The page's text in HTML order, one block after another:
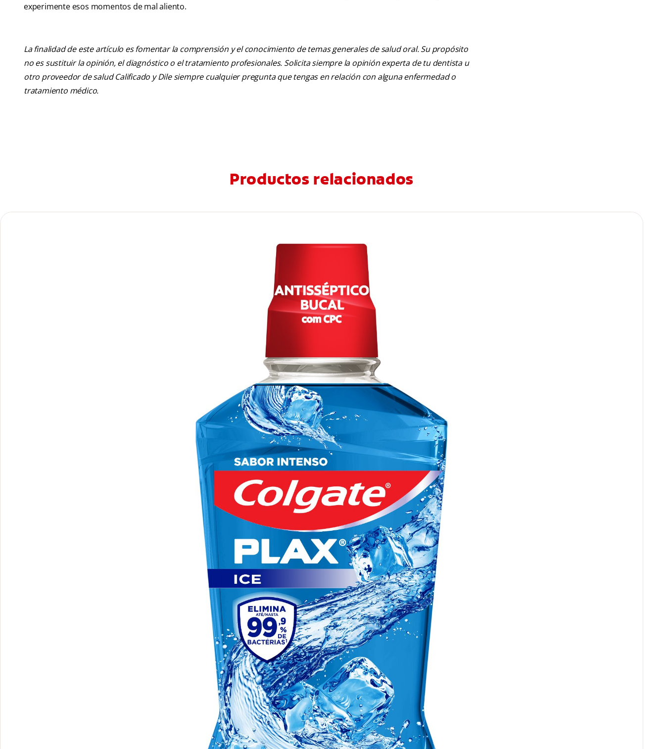
experimente esos momentos de mal aliento.
La finalidad de este artículo es fomentar la comprensión y el conocimiento de temas generales de salud oral. Su propósito
no es sustituir la opinión, el diagnóstico o el tratamiento profesionales. Solicita siempre la opinión experta de tu dentista u
otro proveedor de salud Calificado y Dile siempre cualquier pregunta que tengas en relación con alguna enfermedad o
tratamiento médico.
Productos relacionados